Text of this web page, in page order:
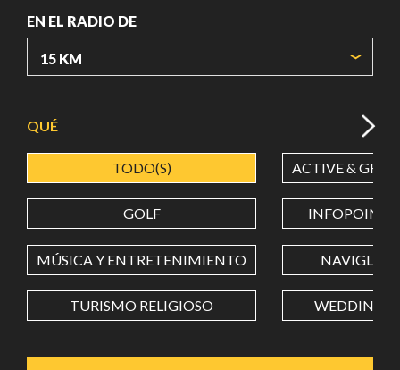
EN EL RADIO DE
LONGITUD
Value in decimal degrees. Use dot (.) as decimal separator.
QUÉ
TODO(S) ACTIVE &
GOLF INFOPOINT
MÚSICA Y ENTRETENIMIENTO NAVIGLI
TURISMO RELIGIOSO WEDDING